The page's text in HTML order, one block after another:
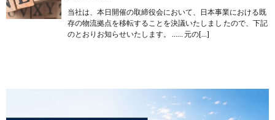
当社は、本日開催の取締役会において、日本事業における既
存の物流拠点を移転することを決議いたしまし たので、下記
のとおりお知らせいたします。 …… 元の[…]